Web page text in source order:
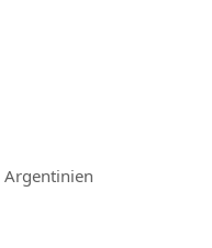
Argentinien